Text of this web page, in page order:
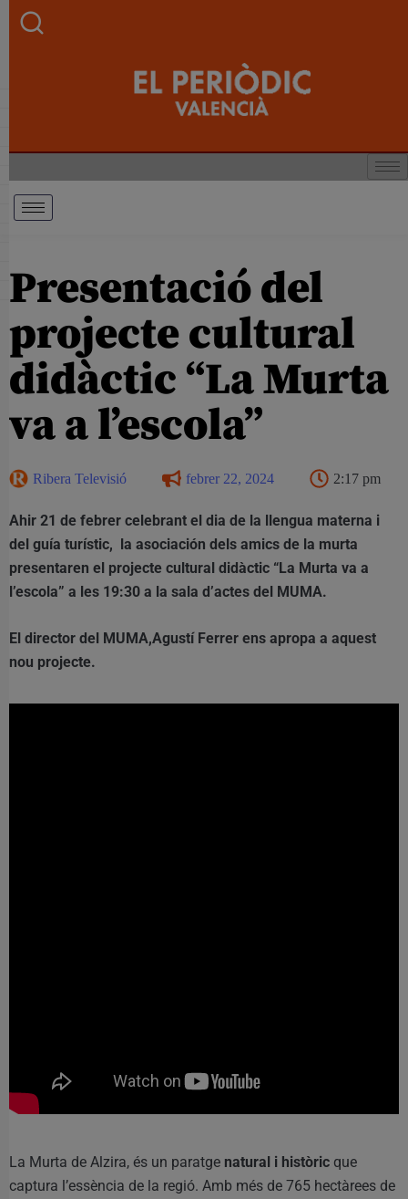
Presentació del
projecte cultural
didàctic “La Murta
va a l’escola”
Ribera Televisió febrer 22, 2024 2:17 pm
Ahir 21 de febrer celebrant el dia de la llengua materna i
del guía turístic, la asociación dels amics de la murta
presentaren el projecte cultural didàctic “La Murta va a
l’escola” a les 19:30 a la sala d’actes del MUMA.
El director del MUMA,Agustí Ferrer ens apropa a aquest
nou projecte.
La Murta de Alzira, és un paratge natural i històric que
captura l’essència de la regió. Amb més de 765 hectàrees de